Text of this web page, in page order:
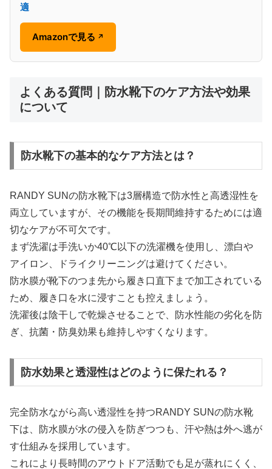
適
Amazonで見る ↗
よくある質問｜防水靴下のケア方法や効果
について
防水靴下の基本的なケア方法とは？
RANDY SUNの防水靴下は3層構造で防水性と高透湿性を
両立していますが、その機能を長期間維持するためには適
切なケアが不可欠です。
まず洗濯は手洗いか40℃以下の洗濯機を使用し、漂白や
アイロン、ドライクリーニングは避けてください。
防水膜が靴下のつま先から履き口直下まで加工されている
ため、履き口を水に浸すことも控えましょう。
洗濯後は陰干しで乾燥させることで、防水性能の劣化を防
ぎ、抗菌・防臭効果も維持しやすくなります。
防水効果と透湿性はどのように保たれる？
完全防水ながら高い透湿性を持つRANDY SUNの防水靴
下は、防水膜が水の侵入を防ぎつつも、汗や熱は外へ逃が
す仕組みを採用しています。
これにより長時間のアウトドア活動でも足が蒸れにくく、